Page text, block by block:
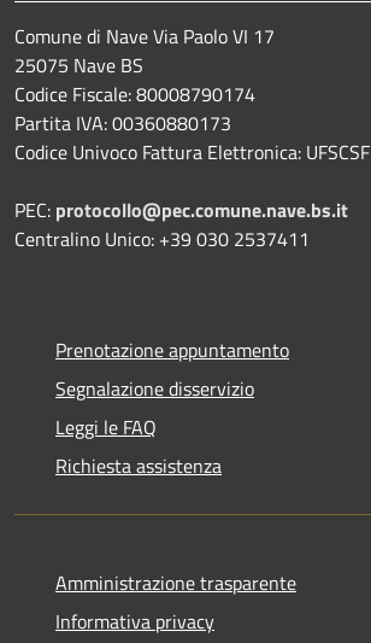
Comune di Nave Via Paolo VI 17
25075 Nave BS
Codice Fiscale: 80008790174
Partita IVA: 00360880173
Codice Univoco Fattura Elettronica: UFSCSF
PEC: protocollo@pec.comune.nave.bs.it
Centralino Unico: +39 030 2537411
Prenotazione appuntamento
Segnalazione disservizio
Leggi le FAQ
Richiesta assistenza
Amministrazione trasparente
Informativa privacy